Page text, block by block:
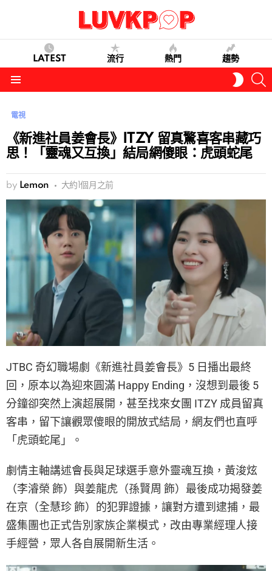
LATEST 流行 熱門 趨勢
SKIN
電視
《新進社員姜會長》ITZY 留真驚喜客串藏巧
思！「靈魂又互換」結局網傻眼：虎頭蛇尾
by Lemon 大約1個月之前
JTBC 奇幻職場劇《新進社員姜會長》5 日播出最終
回，原本以為迎來圓滿 Happy Ending，沒想到最後 5
分鐘卻突然上演超展開，甚至找來女團 ITZY 成員留真
客串，留下讓觀眾傻眼的開放式結局，網友們也直呼
「虎頭蛇尾」。
劇情主軸講述會長與足球選手意外靈魂互換，黃浚炫
（李濬榮 飾）與姜龍虎（孫賢周 飾）最後成功揭發姜
在京（全慧珍 飾）的犯罪證據，讓對方遭到逮捕，最
盛集團也正式告別家族企業模式，改由專業經理人接
手經營，眾人各自展開新生活。